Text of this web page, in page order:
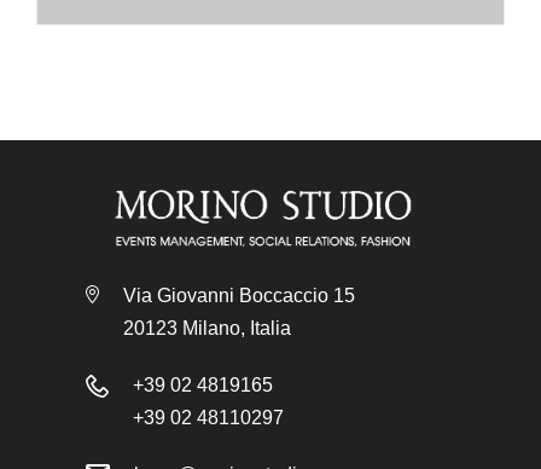
Via Giovanni Boccaccio 15
20123 Milano, Italia
+39 02 4819165
+39 02 48110297